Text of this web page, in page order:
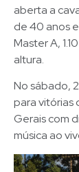
aberta a
de 40 anos
Master A,
altura.
No sábado,
para vitórias
Gerais com
música ao